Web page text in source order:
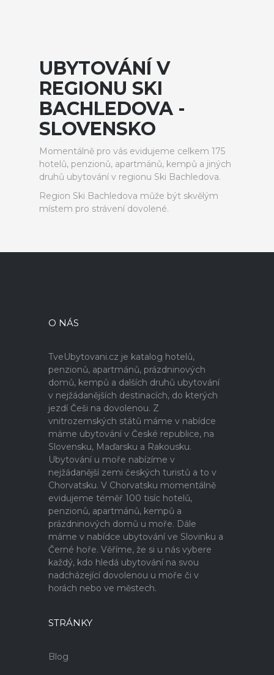
UBYTOVÁNÍ V
REGIONU SKI
BACHLEDOVA -
SLOVENSKO
Momentálně pro vás evidujeme celkem 175
hotelů, penzionů, apartmánů, kempů a jiných
druhů ubytování v regionu Ski Bachledova.
Region Ski Bachledova může být skvělým
místem pro strávení dovolené.
O NÁS
TveUbytovani.cz je katalog hotelů,
penzionů, apartmánů, prázdninových
domů, kempů a dalších druhů ubytování
v nejžádanějších destinacích, do kterých
jezdí Češi na dovolenou. Z
vnitrozemských států máme v nabídce
máme ubytování v České republice, na
Slovensku, Maďarsku a Rakousku.
Ubytování u moře nabízíme v
nejžádanější zemi českých turistů a to v
Chorvatsku. V Chorvatsku momentálně
evidujeme téměř 100 tisíc hotelů,
penzionů, apartmánů, kempů a
prázdninových domů u moře. Dále
máme v nabídce ubytování ve Slovinku a
Černé hoře. Věříme, že si u nás vybere
každý, kdo hledá ubytování na svou
nadcházející dovolenou u moře či v
horách nebo ve městech.
STRÁNKY
Blog